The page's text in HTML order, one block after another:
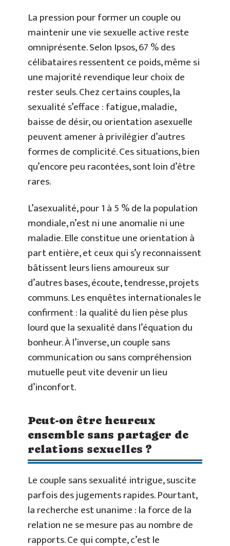
La pression pour former un couple ou
maintenir une vie sexuelle active reste
omniprésente. Selon Ipsos, 67 % des
célibataires ressentent ce poids, même si
une majorité revendique leur choix de
rester seuls. Chez certains couples, la
sexualité s’efface : fatigue, maladie,
baisse de désir, ou orientation asexuelle
peuvent amener à privilégier d’autres
formes de complicité. Ces situations, bien
qu’encore peu racontées, sont loin d’être
rares.
L’asexualité, pour 1 à 5 % de la population
mondiale, n’est ni une anomalie ni une
maladie. Elle constitue une orientation à
part entière, et ceux qui s’y reconnaissent
bâtissent leurs liens amoureux sur
d’autres bases, écoute, tendresse, projets
communs. Les enquêtes internationales le
confirment : la qualité du lien pèse plus
lourd que la sexualité dans l’équation du
bonheur. À l’inverse, un couple sans
communication ou sans compréhension
mutuelle peut vite devenir un lieu
d’inconfort.
Peut-on être heureux
ensemble sans partager de
relations sexuelles ?
Le couple sans sexualité intrigue, suscite
parfois des jugements rapides. Pourtant,
la recherche est unanime : la force de la
relation ne se mesure pas au nombre de
rapports. Ce qui compte, c’est le